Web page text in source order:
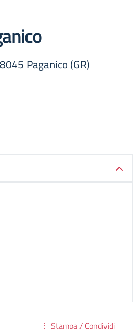
Paganico (GR)
Stampa / Condividi